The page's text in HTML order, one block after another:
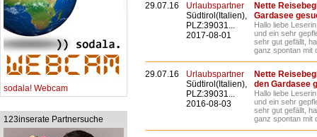
sodala! Webcam
123inserate Partnersuche
29.07.16
Urlaubspartner
Südtirol(Italien),
PLZ:39031...
2017-08-01
Nette
Gardasee
Hallo liebe
und ein sehr
sehr gut gefällt,
ganz spontan mit
29.07.16
Urlaubspartner
Südtirol(Italien),
PLZ:39031...
2016-08-03
Nette
den Gardasee
Hallo liebe
und ein sehr
sehr gut gefällt,
ganz spontan mit